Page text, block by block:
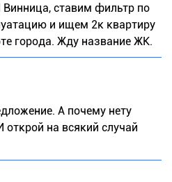
ставим фильтр по
и ищем 2к квартиру
города. Жду название ЖК.
А почему нету
на всякий случай